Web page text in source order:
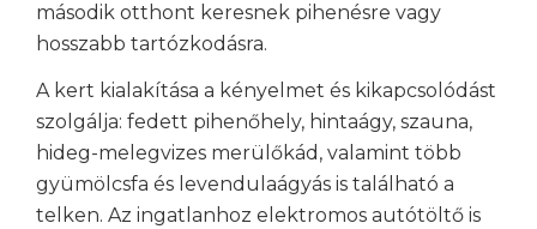
második otthont keresnek pihenésre vagy
hosszabb tartózkodásra.
A kert kialakítása a kényelmet és kikapcsolódást
szolgálja: fedett pihenőhely, hintaágy, szauna,
hideg-melegvizes merülőkád, valamint több
gyümölcsfa és levendulaágyás is található a
telken. Az ingatlanhoz elektromos autótöltő is